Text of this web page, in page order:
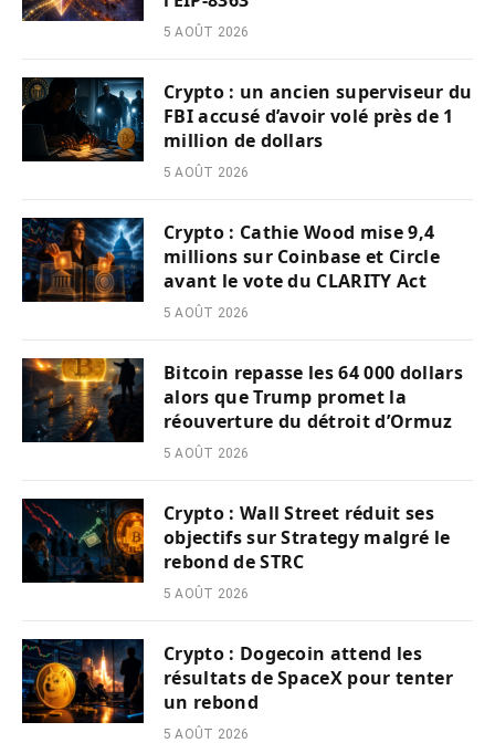
5 AOÛT 2026
Crypto : un ancien superviseur du
FBI accusé d’avoir volé près de 1
million de dollars
5 AOÛT 2026
Crypto : Cathie Wood mise 9,4
millions sur Coinbase et Circle
avant le vote du CLARITY Act
5 AOÛT 2026
Bitcoin repasse les 64 000 dollars
alors que Trump promet la
réouverture du détroit d’Ormuz
5 AOÛT 2026
Crypto : Wall Street réduit ses
objectifs sur Strategy malgré le
rebond de STRC
5 AOÛT 2026
Crypto : Dogecoin attend les
résultats de SpaceX pour tenter
un rebond
5 AOÛT 2026